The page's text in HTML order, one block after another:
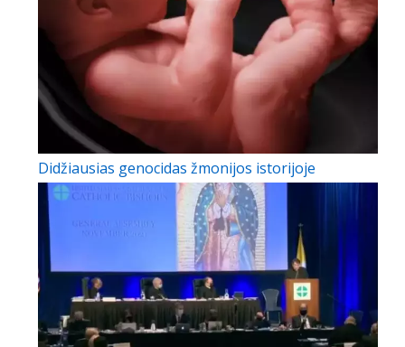
Didžiausias genocidas žmonijos istorijoje